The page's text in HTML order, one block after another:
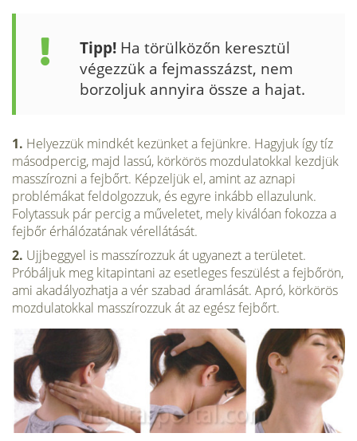
Tipp! Ha törülközőn keresztül
végezzük a fejmasszázst, nem
borzoljuk annyira össze a hajat.
1. Helyezzük mindkét kezünket a fejünkre. Hagyjuk így tíz
másodpercig, majd lassú, körkörös mozdulatokkal kezdjük
masszírozni a fejbőrt. Képzeljük el, amint az aznapi
problémákat feldolgozzuk, és egyre inkább ellazulunk.
Folytassuk pár percig a műveletet, mely kiválóan fokozza a
fejbőr érhálózatának vérellátását.
2. Ujjbeggyel is masszírozzuk át ugyanezt a területet.
Próbáljuk meg kitapin­tani az esetleges feszülést a fejbőrön,
ami akadályozhatja a vér szabad áram­lását. Apró, körkörös
mozdulatokkal masszírozzuk át az egész fejbőrt.